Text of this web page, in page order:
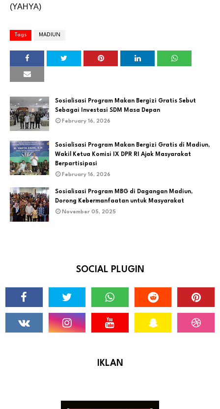
(YAHYA)
Tags MADIUN
Sosialisasi Program Makan Bergizi Gratis Sebut
Sebagai Investasi SDM Masa Depan
February 16, 2026
Sosialisasi Program Makan Bergizi Gratis di Madiun,
Wakil Ketua Komisi IX DPR RI Ajak Masyarakat
Berpartisipasi
February 16, 2026
Sosialisasi Program MBG di Dagangan Madiun,
Dorong Kebermanfaatan untuk Masyarakat
November 05, 2025
SOCIAL PLUGIN
IKLAN